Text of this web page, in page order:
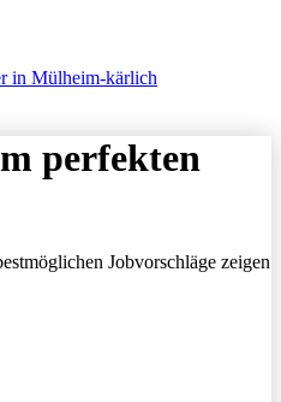
in Mülheim-kärlich
perfekten
Jobvorschläge zeigen